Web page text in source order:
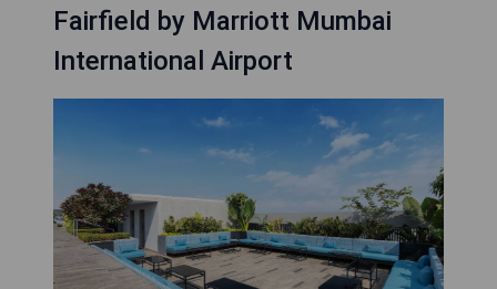
Fairfield by Marriott Mumbai
International Airport